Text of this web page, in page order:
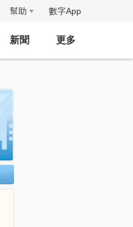
幫助 數字App
新聞 更多